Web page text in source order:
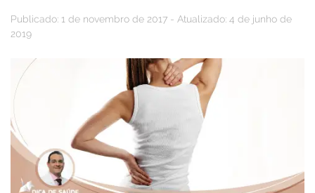
Publicado: 1 de novembro de 2017 - Atualizado: 4 de junho de
2019